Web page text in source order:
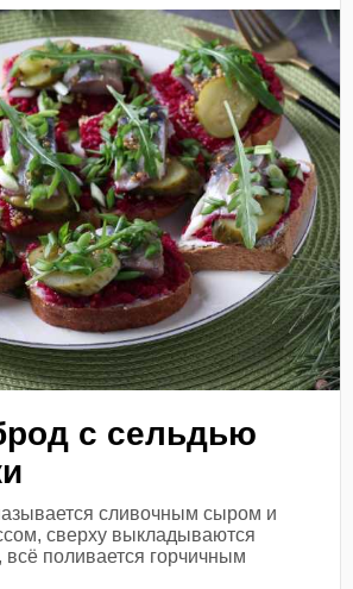
с сельдью
сливочным сыром и
сверху выкладываются
всё поливается горчичным